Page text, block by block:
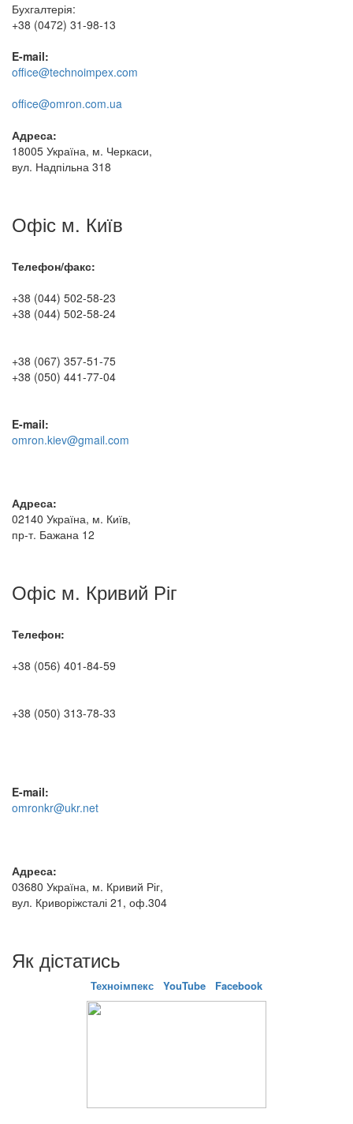
Бухгалтерія:
+38 (0472) 31-98-13
E-mail:
office@technoimpex.com
office@omron.com.ua
Адреса:
18005 Україна, м. Черкаси,
вул. Надпільна 318
Офіс м. Київ
Телефон/факс:
+38 (044) 502-58-23
+38 (044) 502-58-24
+38 (067) 357-51-75
+38 (050) 441-77-04
E-mail:
omron.kiev@gmail.com
Адреса:
02140 Україна, м. Київ,
пр-т. Бажана 12
Офіс м. Кривий Ріг
Телефон:
+38 (056) 401-84-59
+38 (050) 313-78-33
E-mail:
omronkr@ukr.net
Адреса:
03680 Україна, м. Кривий Ріг,
вул. Криворіжсталі 21, оф.304
Як дістатись
Техноімпекс YouTube Facebook